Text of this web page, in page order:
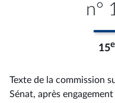
n°
15e
Texte de la commission
Sénat, après